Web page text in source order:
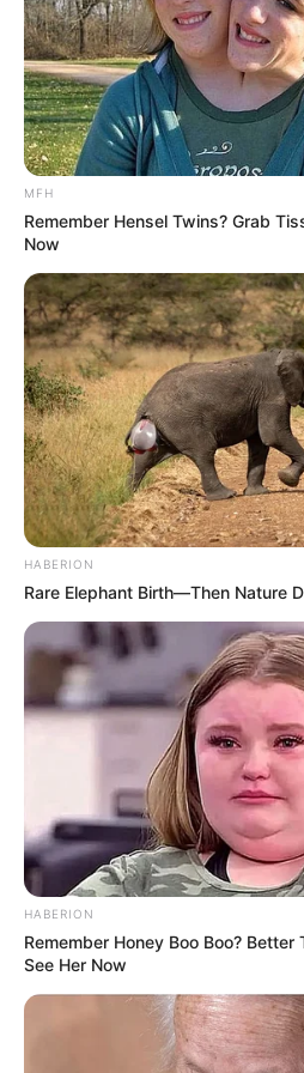
Detail
Judul: Memorist / 메모리스
Judul Lain: –
Genre: Detektif, Mister, Triller ,
Negara: Korea Selatan
Sutradara: Kim Hwi, So Jae Hyun
Produser: So Jae Hyeon
Penulis Naskah: Ahn Do Ha,
Rumah Produksi : Studio Dragon,
Channel TV: tvN
Jumlah EpisIode: 16
Masa Tayang: 11 Maret 2020 –
Jadwal Tayang: Rabu – Kamis,
WIB
MFH
Remember Hensel Twins? Grab
Now
HABERION
Rare Elephant Birth—Then Nature
HABERION
Remember Honey Boo Boo? Better
See Her Now